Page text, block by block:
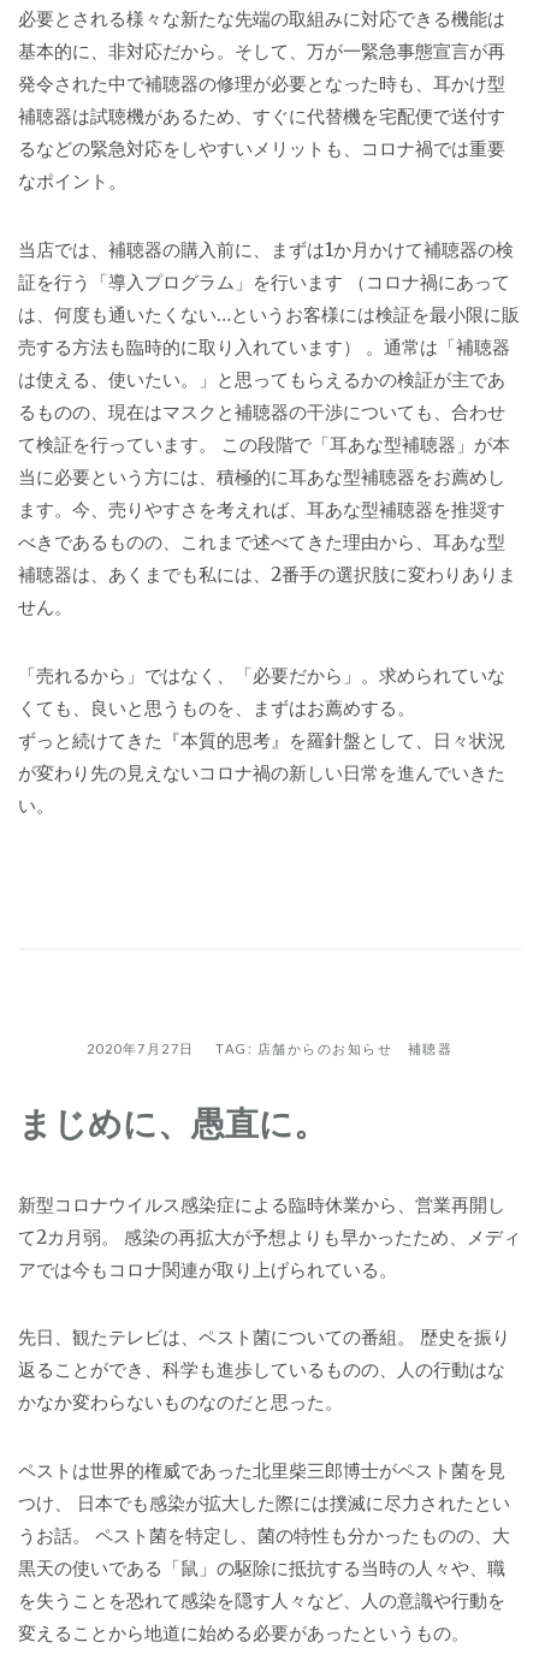
必要とされる様々な新たな先端の取組みに対応できる機能は
基本的に、非対応だから。そして、万が一緊急事態宣言が再
発令された中で補聴器の修理が必要となった時も、耳かけ型
補聴器は試聴機があるため、すぐに代替機を宅配便で送付す
るなどの緊急対応をしやすいメリットも、コロナ禍では重要
なポイント。
当店では、補聴器の購入前に、まずは1か月かけて補聴器の検
証を行う「導入プログラム」を行います （コロナ禍にあって
は、何度も通いたくない…というお客様には検証を最小限に販
売する方法も臨時的に取り入れています） 。通常は「補聴器
は使える、使いたい。」と思ってもらえるかの検証が主であ
るものの、現在はマスクと補聴器の干渉についても、合わせ
て検証を行っています。 この段階で「耳あな型補聴器」が本
当に必要という方には、積極的に耳あな型補聴器をお薦めし
ます。今、売りやすさを考えれば、耳あな型補聴器を推奨す
べきであるものの、これまで述べてきた理由から、耳あな型
補聴器は、あくまでも私には、2番手の選択肢に変わりありま
せん。
「売れるから」ではなく、「必要だから」。求められていな
くても、良いと思うものを、まずはお薦めする。
ずっと続けてきた『本質的思考』を羅針盤として、日々状況
が変わり先の見えないコロナ禍の新しい日常を進んでいきた
い。
2020年7月27日 TAG: 店舗からのお知らせ 補聴器
まじめに、愚直に。
新型コロナウイルス感染症による臨時休業から、営業再開し
て2カ月弱。 感染の再拡大が予想よりも早かったため、メディ
アでは今もコロナ関連が取り上げられている。
先日、観たテレビは、ペスト菌についての番組。 歴史を振り
返ることができ、科学も進歩しているものの、人の行動はな
かなか変わらないものなのだと思った。
ペストは世界的権威であった北里柴三郎博士がペスト菌を見
つけ、 日本でも感染が拡大した際には撲滅に尽力されたとい
うお話。 ペスト菌を特定し、菌の特性も分かったものの、大
黒天の使いである「鼠」の駆除に抵抗する当時の人々や、職
を失うことを恐れて感染を隠す人々など、人の意識や行動を
変えることから地道に始める必要があったというもの。